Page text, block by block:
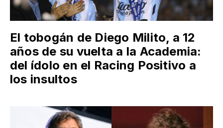
El tobogán de Diego Milito, a 12
años de su vuelta a la Academia:
del ídolo en el Racing Positivo a
los insultos